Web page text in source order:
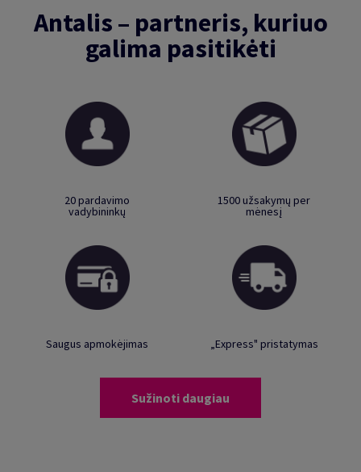
Antalis – partneris, kuriuo
galima pasitikėti
20 pardavimo
vadybininkų
1500 užsakymų per
mėnesį
Saugus apmokėjimas „Express" pristatymas
Sužinoti daugiau